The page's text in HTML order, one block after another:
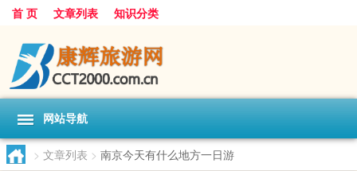
首 页 文章列表 知识分类
网站导航
> 文章列表 > 南京今天有什么地方一日游